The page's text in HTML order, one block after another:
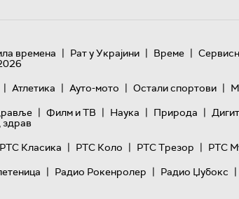
времена | Рат у Украјини | Време |
| Атлетика | Ауто-мото | Остали спортови |
| Филм и ТВ | Наука | Природа |
здрав
РТС Класика | РТС Коло | РТС Трезор | РТС
| Радио Рокенролер | Радио Џубокс |